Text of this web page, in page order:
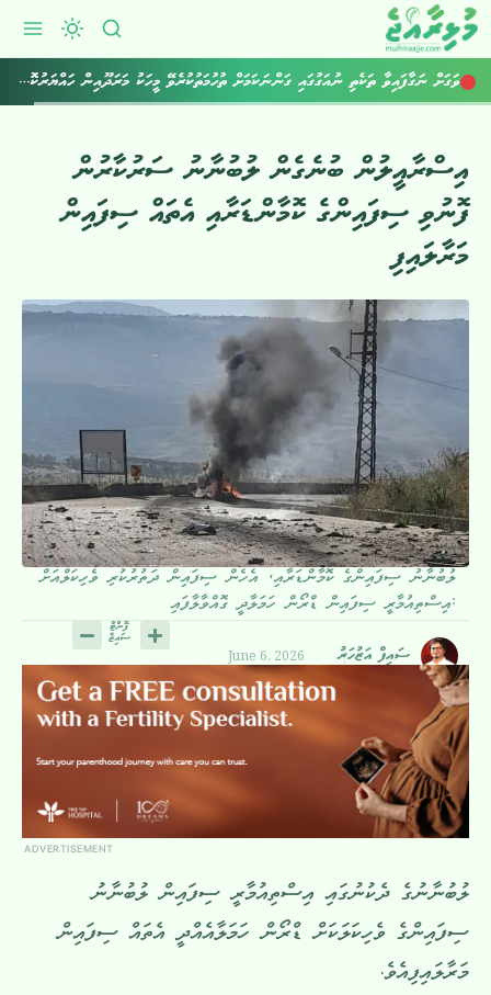
ރާއްޖެ އެތެރެކުރަން އުޅުނު 800 ވޭޕް ކާޓްރިޖް އަތުލައިގެންފި ވަގަށް ނަގާފައިވާ ތަކެތި ނުއަގުގައި ގަންނަކަމަށް ތުހުމަތުކުރެވޭ މީހަކު މަރަދޫއިން ހައްޔަރުކޮށްފި
އިސްރާއީލުން ބުނެގެން ލުބުނާނު ސަރުކާރުން
ފޮނުވި ސިފައިންގެ ކޮމާންޑަރާއި އެތައް ސިފައިން
މަރާލައިފި
ލުބުނާނު ސިފައިންގެ ކޮމާންޑަރާއި، އެހެން ސިފައިން ދަތުރުކުރި ވެހިކަލްއަށް
އިސްތިއުމާރީ ސިފައިން ޑްރޯން ހަމަލާދީ ގޮއްވާލާފައި:
ސައިފް އަޒުހަރު June 6, 2026
ADVERTISEMENT
ލުބުނާނުގެ ދެކުނުގައި އިސްތިއުމާރީ ސިފައިން ލުބުނާނު
ސިފައިންގެ ވެހިކަލަކަށް ޑްރޯން ހަމަލާއެއްދީ އެތައް ސިފައިން
މަރާލައިފިއެވެ.